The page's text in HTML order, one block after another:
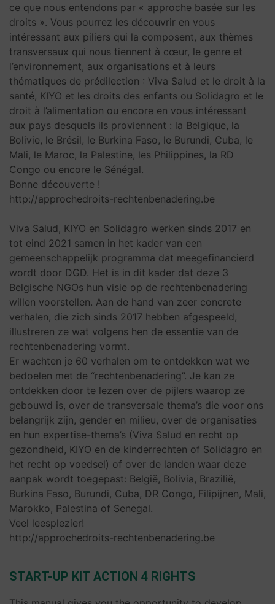
ce que nous entendons par « approche basée sur les
droits ». Vous pourrez les découvrir en vous
intéressant aux piliers qui la composent, aux thèmes
transversaux qui nous tiennent à cœur, le genre et
l’environnement, aux organisations et à leurs
thématiques de prédilection : Viva Salud et le droit à la
santé, KIYO et les droits des enfants ou Solidagro et le
droit à l’alimentation ou encore en vous intéressant
aux pays desquels ils proviennent : la Belgique, la
Bolivie, le Brésil, le Burkina Faso, le Burundi, Cuba, le
Mali, le Maroc, la Palestine, les Philippines, la RD
Congo ou encore le Sénégal.
Bonne découverte !
http://approchedroits-rechtenbenadering.be
Viva Salud, KIYO en Solidagro werken sinds 2017 en
tot eind 2021 samen in het kader van een
gemeenschappelijk programma dat meegefinancierd
wordt door DGD. Het is in dit kader dat deze 3
Belgische NGOs hun visie op de rechtenbenadering
willen voorstellen. Aan de hand van zeer concrete
verhalen, die zich sinds 2017 hebben afgespeeld,
illustreren ze wat volgens hen de essentie van de
rechtenbenadering vormt.
Er wachten je 60 verhalen om te ontdekken wat we
bedoelen met de “rechtenbenadering”. Je kan ze
ontdekken door te lezen over de pijlers waarop ze
gebouwd is, over de transversale thema’s die voor ons
belangrijk zijn, gender en milieu, over de organisaties
en hun expertise-thema’s (Viva Salud en recht op
gezondheid, KIYO en de kinderrechten of Solidagro en
het recht op voedsel) of over de landen waar deze
aanpak wordt toegepast: België, Bolivia, Brazilië,
Burkina Faso, Burundi, Cuba, DR Congo, Filipijnen, Mali,
Marokko, Palestina of Senegal.
Veel leesplezier!
http://approchedroits-rechtenbenadering.be
START-UP KIT ACTION 4 RIGHTS